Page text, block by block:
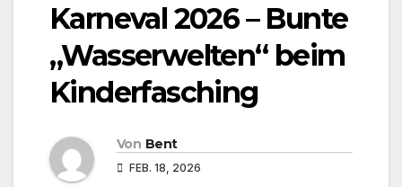
Karneval 2026 – Bunte
„Wasserwelten“ beim
Kinderfasching
Von Bent
FEB. 18, 2026